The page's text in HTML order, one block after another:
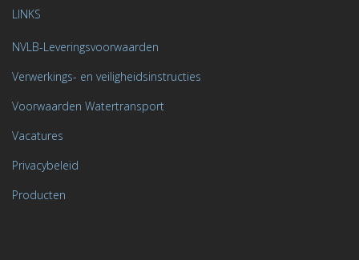
LINKS
NVLB-Leveringsvoorwaarden
Verwerkings- en veiligheidsinstructies
Voorwaarden Watertransport
Vacatures
Privacybeleid
Producten